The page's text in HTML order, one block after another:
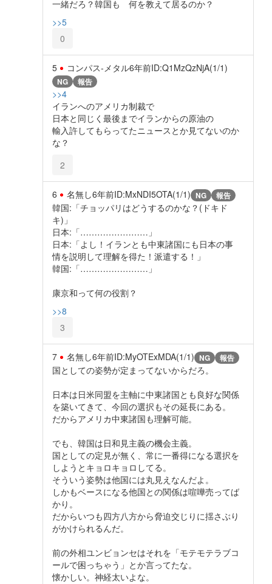
一緒だろ？韓国も 何を教えて居るのか？
>>5
0
5 コンパス‐メタル6年前ID:Q1MzQzNjA(1/1)
NG 報告
>>4
イランへのアメリカ制裁で
日本と同じく最後までイランからの原油の
輸入許してもらってたニュースとか見てないのか
な？
2
6 名無し6年前ID:MxNDI5OTA(1/1) NG 報告
韓国:「チョッパリはどうするのかな？(ドキド
キ)」
日本:「……………………」
日本:「よし！イランとも中東諸国にも日本の事
情を説明して理解を得た！派遣する！」
韓国:「……………………」
康京和って何の役割？
>>8
3
7 名無し6年前ID:MyOTExMDA(1/1) NG 報告
国としての姿勢が定まってないからだろ。
日本は日米同盟を主軸に中東諸国とも良好な関係
を築いてきて、今回の選択もその延長にある。
だからアメリカ中東諸国も理解可能。
でも、韓国は日和見主義の機会主義。
国としての定見が無く、常に一番得になる選択を
しようとキョロキョロしてる。
そういう姿勢は他国には丸見えなんだよ。
しかもベースになる他国との関係は喧嘩売ってば
かり。
だからいつも四方八方から脅迫交じりに揺さぶり
がかけられるんだ。
前の外相ユンビョンセはそれを「モテモテラブコ
ールで困っちゃう」とか言ってたな。
懐かしい。神経太いよな。